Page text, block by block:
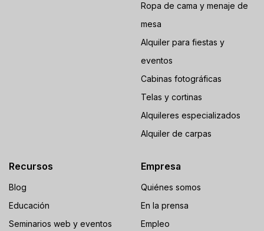
Ropa de cama y menaje de
mesa
Alquiler para fiestas y
eventos
Cabinas fotográficas
Telas y cortinas
Alquileres especializados
Alquiler de carpas
Recursos
Blog
Educación
Seminarios web y eventos
Empresa
Quiénes somos
En la prensa
Empleo